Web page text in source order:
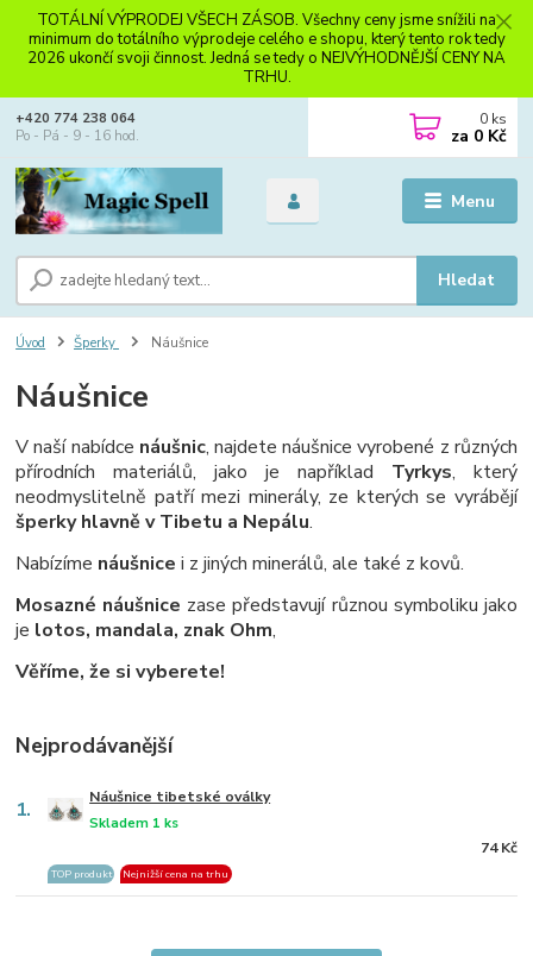
TOTÁLNÍ VÝPRODEJ VŠECH ZÁSOB. Všechny ceny jsme snížili na
minimum do totálního výprodeje celého e shopu, který tento rok tedy
2026 ukončí svoji činnost. Jedná se tedy o NEJVÝHODNĚJŠÍ CENY NA
TRHU.
Menu
Hledat
+420 774 238 064
Po - Pá - 9 - 16 hod.
0 ks
za 0 Kč
Úvod Šperky Náušnice
Náušnice
V naší nabídce náušnic, najdete náušnice vyrobené z různých
přírodních materiálů, jako je například Tyrkys, který
neodmyslitelně patří mezi minerály, ze kterých se vyrábějí
šperky hlavně v Tibetu a Nepálu.
Nabízíme náušnice i z jiných minerálů, ale také z kovů.
Mosazné náušnice zase představují různou symboliku jako
je lotos, mandala, znak Ohm,
Věříme, že si vyberete!
Nejprodávanější
1. Náušnice tibetské oválky
Skladem 1 ks
TOP produkt Nejnižší cena na trhu
74 Kč